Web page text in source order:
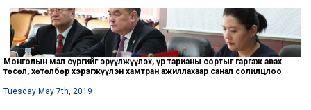
Монголын мал сүргийг эрүүлжүүлэх, үр тарианы сортыг гаргаж авах
төсөл, хөтөлбөр хэрэгжүүлэн хамтран ажиллахаар санал солилцлоо
Tuesday May 7th, 2019